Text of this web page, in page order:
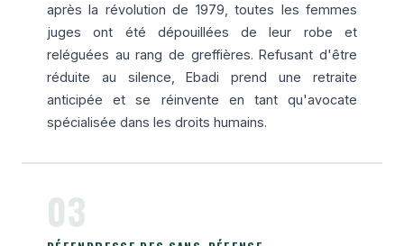
après la révolution de 1979, toutes les femmes
juges ont été dépouillées de leur robe et
reléguées au rang de greffières. Refusant d'être
réduite au silence, Ebadi prend une retraite
anticipée et se réinvente en tant qu'avocate
spécialisée dans les droits humains.
03